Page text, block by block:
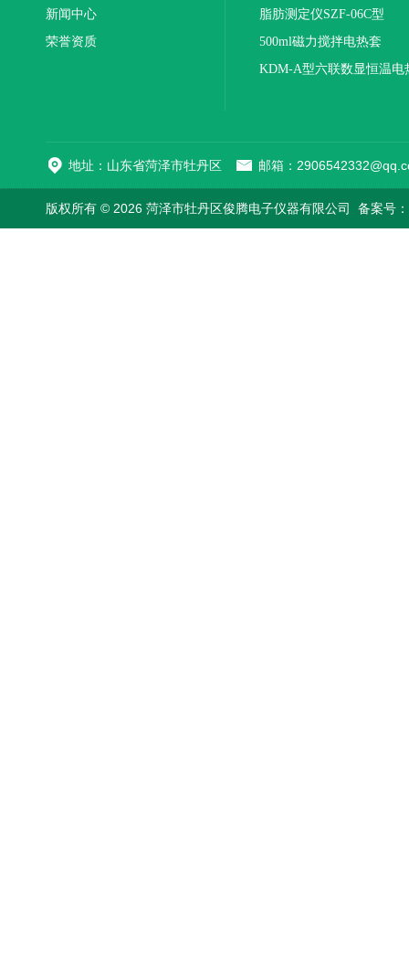
新闻中心
荣誉资质
联
脂肪测定仪SZF-06C型
500ml磁力搅拌电热套
KDM-A型六联数显恒温电
地址：山东省菏泽市牡丹区 邮箱：
版权所有 © 2026 菏泽市牡丹区俊腾电子仪器有限公司 备案号